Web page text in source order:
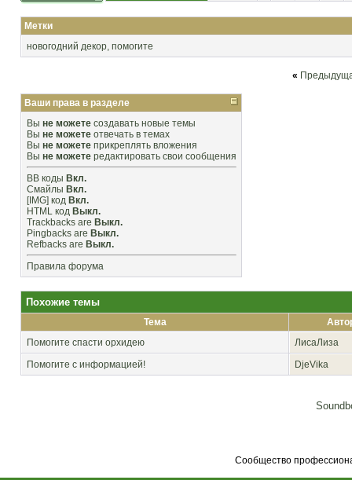
Метки
новогодний декор, помогите
«
Ваши права в разделе
Вы не можете создавать новые темы
Вы не можете отвечать в темах
Вы не можете прикреплять вложения
Вы не можете редактировать свои сообщения
BB коды Вкл.
Смайлы Вкл.
[IMG] код Вкл.
HTML код Выкл.
Trackbacks are Выкл.
Pingbacks are Выкл.
Refbacks are Выкл.
Правила форума
Похожие темы
Тема
Помогите спасти орхидею
ЛисаЛиза
Помогите с информацией!
DjeVika
Сообщество